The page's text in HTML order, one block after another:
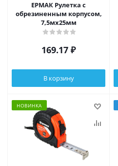
ЕРМАК Рулетка с
обрезиненным корпусом,
7,5мх25мм
169.17 ₽
В корзину
НОВИНКА